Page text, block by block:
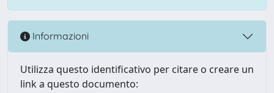
Informazioni
Utilizza questo identificativo per citare o creare un
link a questo documento: